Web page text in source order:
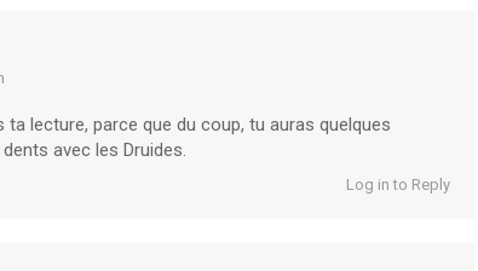
ta lecture, parce que du coup, tu auras quelques
avec les Druides.
Log in to Reply